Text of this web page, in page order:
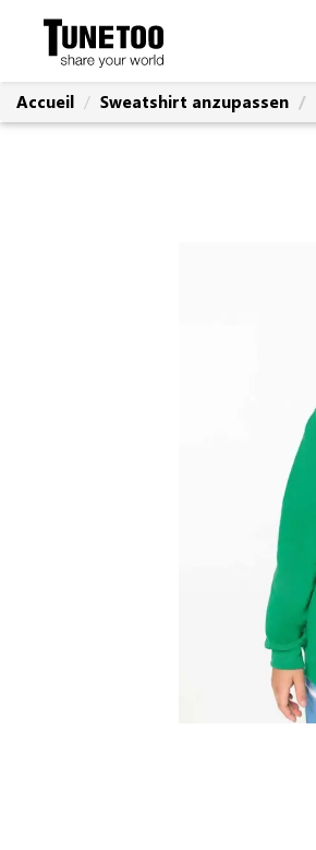
Accueil Sweatshirt anzupassen